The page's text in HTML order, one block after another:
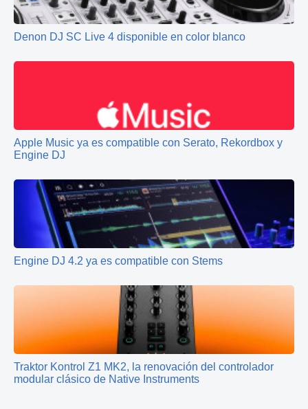
Denon DJ SC Live 4 disponible en color blanco
Apple Music ya es compatible con Serato, Rekordbox y
Engine DJ
Engine DJ 4.2 ya es compatible con Stems
Traktor Kontrol Z1 MK2, la renovación del controlador
modular clásico de Native Instruments